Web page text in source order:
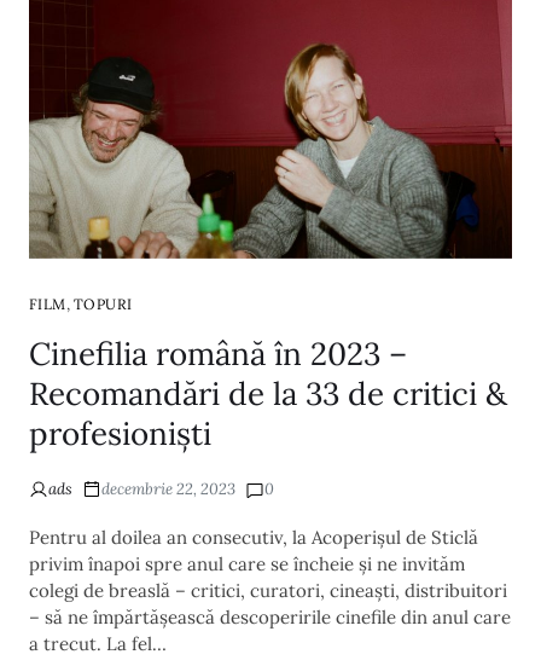
FILM, TOPURI
Cinefilia română în 2023 –
Recomandări de la 33 de critici &
profesioniști
ads decembrie 22, 2023 0
Pentru al doilea an consecutiv, la Acoperișul de Sticlă
privim înapoi spre anul care se încheie și ne invităm
colegi de breaslă – critici, curatori, cineaști, distribuitori
– să ne împărtășească descoperirile cinefile din anul care
a trecut. La fel…